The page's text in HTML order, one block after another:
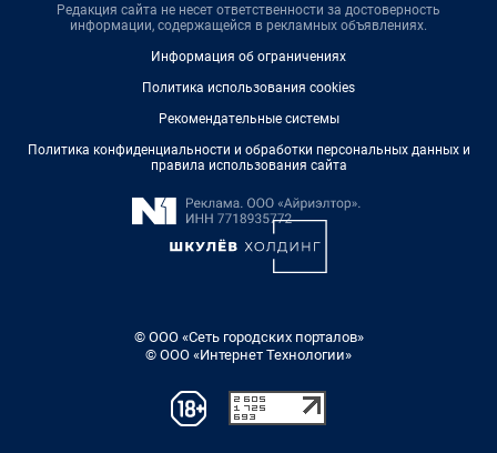
Редакция сайта не несет ответственности за достоверность
информации, содержащейся в рекламных объявлениях.
Информация об ограничениях
Политика использования cookies
Рекомендательные системы
Политика конфиденциальности и обработки персональных данных и
правила использования сайта
© ООО «Сеть городских порталов»
© ООО «Интернет Технологии»